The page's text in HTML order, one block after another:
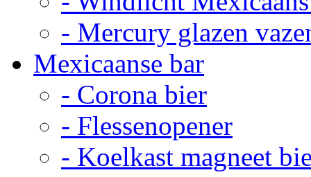
- Mercury glazen
Mexicaanse bar
- Corona bier
- Flessenopener
- Koelkast magneet